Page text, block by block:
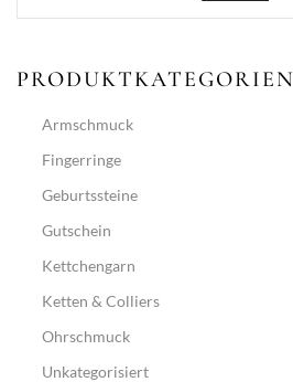
PRODUKTKATEGORIEN
Armschmuck
Fingerringe
Geburtssteine
Gutschein
Kettchengarn
Ketten & Colliers
Ohrschmuck
Unkategorisiert